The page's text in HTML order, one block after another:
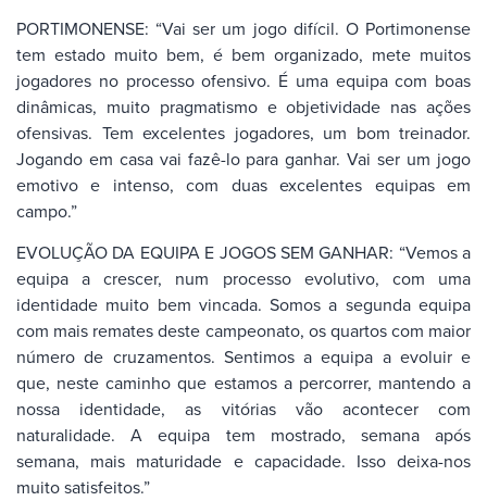
PORTIMONENSE: “Vai ser um jogo difícil. O Portimonense
tem estado muito bem, é bem organizado, mete muitos
jogadores no processo ofensivo. É uma equipa com boas
dinâmicas, muito pragmatismo e objetividade nas ações
ofensivas. Tem excelentes jogadores, um bom treinador.
Jogando em casa vai fazê-lo para ganhar. Vai ser um jogo
emotivo e intenso, com duas excelentes equipas em
campo.”
EVOLUÇÃO DA EQUIPA E JOGOS SEM GANHAR: “Vemos a
equipa a crescer, num processo evolutivo, com uma
identidade muito bem vincada. Somos a segunda equipa
com mais remates deste campeonato, os quartos com maior
número de cruzamentos. Sentimos a equipa a evoluir e
que, neste caminho que estamos a percorrer, mantendo a
nossa identidade, as vitórias vão acontecer com
naturalidade. A equipa tem mostrado, semana após
semana, mais maturidade e capacidade. Isso deixa-nos
muito satisfeitos.”